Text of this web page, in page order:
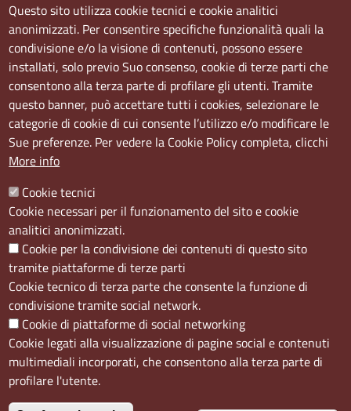
Sedi e orari
Sede Centrale:
Via S. Aspreno, 2, 80133 Napoli NA
Sede Secondaria:
Corso Meridionale, 58 80143 Napoli NA
Orari
Il venerdì dalle ore 8.50 alle ore 11.00
Social
Menù privacy
Cookie Note Legali Accesso riservato
Questo sito utilizza cookie tecnici e cookie analitici
anonimizzati. Per consentire specifiche funzionalità quali la
condivisione e/o la visione di contenuti, possono essere
installati, solo previo Suo consenso, cookie di terze parti che
consentono alla terza parte di profilare gli utenti. Tramite
questo banner, può accettare tutti i cookies, selezionare le
categorie di cookie di cui consente l’utilizzo e/o modificare le
Sue preferenze. Per vedere la Cookie Policy completa, clicchi
More info
Cookie tecnici
Cookie necessari per il funzionamento del sito e cookie
analitici anonimizzati.
Cookie per la condivisione dei contenuti di questo sito
tramite piattaforme di terze parti
Cookie tecnico di terza parte che consente la funzione di
condivisione tramite social network.
Cookie di piattaforme di social networking
Cookie legati alla visualizzazione di pagine social e contenuti
multimediali incorporati, che consentono alla terza parte di
profilare l'utente.